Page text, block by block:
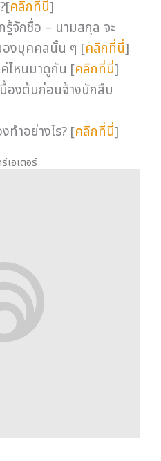
คลิกที่นี่]
รู้จักชื่อ – นามสกุล จะ
องบุคคลนั้น ๆ [คลิกที่นี่]
ไหนมาดูกัน [คลิกที่นี่]
องต้นก่อนจ้างนักสืบ
ำอย่างไร? [คลิกที่นี่]
เอเตอร์